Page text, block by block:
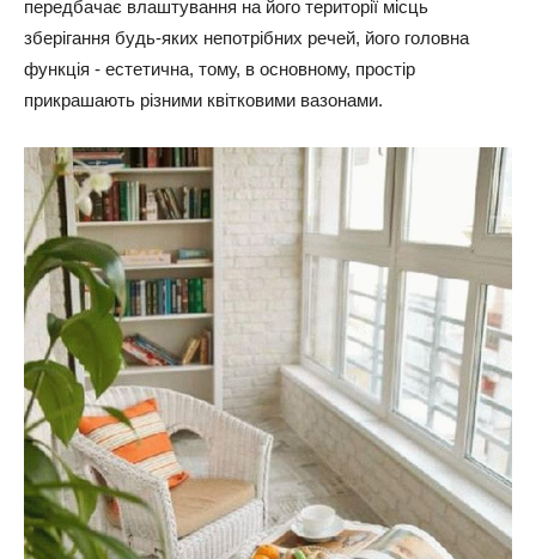
передбачає влаштування на його території місць
зберігання будь-яких непотрібних речей, його головна
функція - естетична, тому, в основному, простір
прикрашають різними квітковими вазонами.